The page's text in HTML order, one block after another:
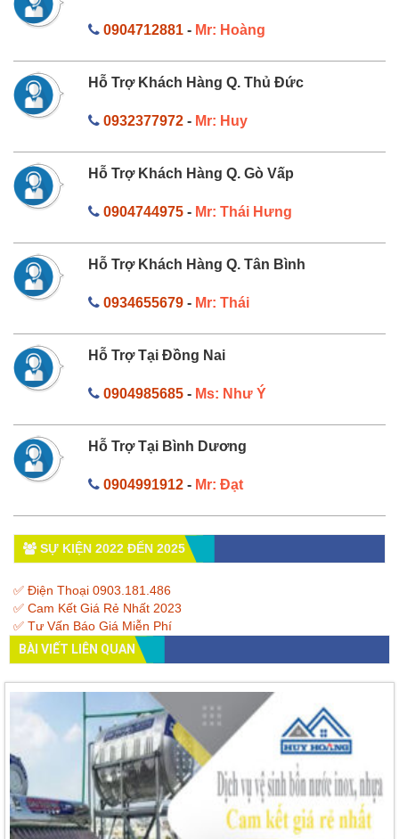
0904712881- Mr: Hoàng
Hỗ Trợ Khách Hàng Q. Thủ Đức
0932377972- Mr: Huy
Hỗ Trợ Khách Hàng Q. Gò Vấp
0904744975- Mr: Thái Hưng
Hỗ Trợ Khách Hàng Q. Tân Bình
0934655679- Mr: Thái
Hỗ Trợ Tại Đồng Nai
0904985685- Ms: Như Ý
Hỗ Trợ Tại Bình Dương
0904991912- Mr: Đạt
SỰ KIỆN 2022 ĐẾN 2025
✅ Điện Thoại 0903.181.486
✅ Cam Kết Giá Rẻ Nhất 2023
✅ Tư Vấn Báo Giá Miễn Phí
BÀI VIẾT LIÊN QUAN